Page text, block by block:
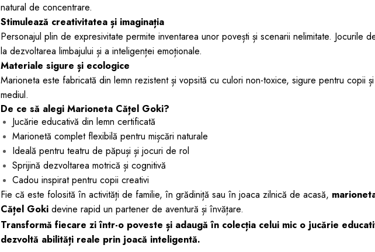
natural de concentrare.
Stimulează creativitatea și imaginația
Personajul plin de expresivitate permite inventarea unor povești și scenarii nelimitate. Jocurile
la dezvoltarea limbajului și a inteligenței emoționale.
Materiale sigure și ecologice
Marioneta este fabricată din lemn rezistent și vopsită cu culori non-toxice, sigure pentru copii
mediul.
De ce să alegi Marioneta Cățel Goki?
Jucărie educativă din lemn certificată
Marionetă complet flexibilă pentru mișcări naturale
Ideală pentru teatru de păpuși și jocuri de rol
Sprijină dezvoltarea motrică și cognitivă
Cadou inspirat pentru copii creativi
Fie că este folosită în activități de familie, în grădiniță sau în joaca zilnică de acasă,
Cățel Goki devine rapid un partener de aventură și învățare.
Transformă fiecare zi într-o poveste și adaugă în colecția celui mic o jucărie
dezvoltă abilități reale prin joacă inteligentă.